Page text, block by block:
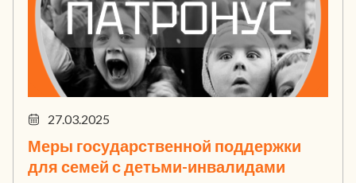
27.03.2025
Меры государственной поддержки
для семей с детьми-инвалидами